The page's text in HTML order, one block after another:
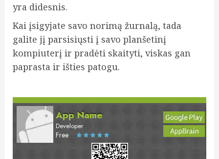
yra didesnis.
Kai įsigyjate savo norimą žurnalą, tada
galite jį parsisiųsti į savo planšetinį
kompiuterį ir pradėti skaityti, viskas gan
paprasta ir išties patogu.
App Name
Developer
Free